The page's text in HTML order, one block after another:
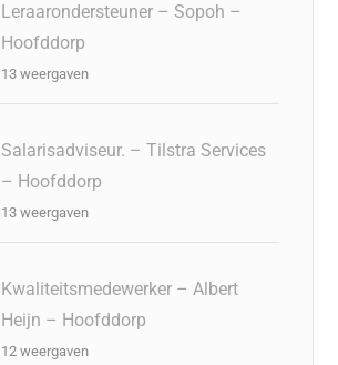
Leraarondersteuner – Sopoh –
Hoofddorp
13 weergaven
Salarisadviseur. – Tilstra Services
– Hoofddorp
13 weergaven
Kwaliteitsmedewerker – Albert
Heijn – Hoofddorp
12 weergaven